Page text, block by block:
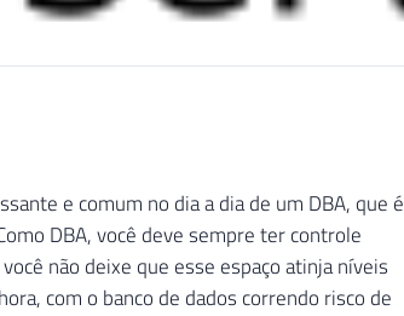
e comum no dia a dia de um DBA, que é
DBA, você deve sempre ter controle
não deixe que esse espaço atinja níveis
com o banco de dados correndo risco de